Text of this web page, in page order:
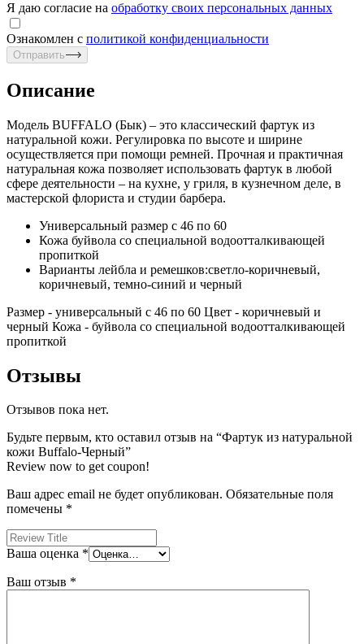
Я даю согласие на обработку своих персональных данных
Ознакомлен с политикой конфиденциальности
Отправить
Описание
Модель BUFFALO (Бык) – это классический фартук из
натуральной кожи. Регулировка по высоте и ширине
осуществляется при помощи ремней. Прочная и практичная
натуральная кожа позволяет использовать фартук в любой
сфере деятельности – на кухне, у гриля, в кузнечном деле, в
мастерской флориста и студии барбера.
Универсальный размер с 46 по 60
Кожа буйвола со специальной водоотталкивающей
пропиткой
Варианты лейбла и ремешков:светло-коричневый,
коричневый, темно-синий и черный
Размер - универсальный с 46 по 60 Цвет - коричневый и
черный Кожа - буйвола со специальной водоотталкивающей
пропиткой
Отзывы
Отзывов пока нет.
Будьте первым, кто оставил отзыв на “Фартук из натуральной
кожи Buffalo-Черный”
Review now to get coupon!
Ваш адрес email не будет опубликован. Обязательные поля
помечены *
Ваша оценка *
Ваш отзыв *